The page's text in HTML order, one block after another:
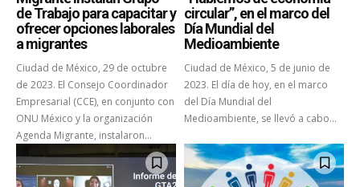
de Trabajo para capacitar y
ofrecer opciones laborales
a migrantes
Ciudad de México, 29 de octubre
de 2023. El Consejo Coordinador
Empresarial (CCE), en conjunto con
ONU México y la organización
Agenda Migrante, instalaron...
circular”, en el marco del
Día Mundial del
Medioambiente
Ciudad de México, 5 de junio de
2023. El día de hoy, en el marco
del Día Mundial del
Medioambiente, se llevó a cabo...